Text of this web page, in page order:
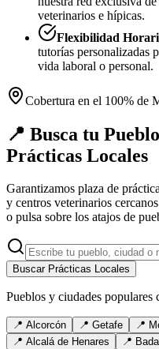
veterinarios e hípicas.
Flexibilidad
tutorías personalizadas
vida laboral o personal.
Cobertura en el 100% de
📍 Busca tu
Prácticas Locales
Garantizamos plaza de
y centros veterinarios
o pulsa sobre los atajos de
Buscar Prácticas Locales
Pueblos y ciudades populares
📍 Alcorcón 📍 Getafe 📍
📍 Alcalá de Henares 📍